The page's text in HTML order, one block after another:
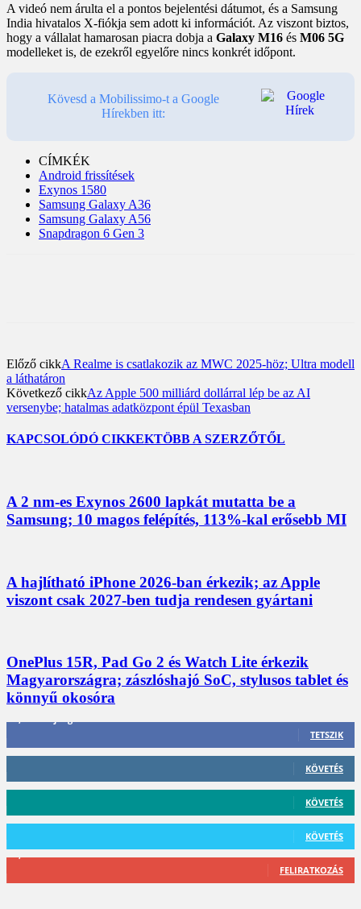
A videó nem árulta el a pontos bejelentési dátumot, és a Samsung
India hivatalos X-fiókja sem adott ki információt. Az viszont biztos,
hogy a vállalat hamarosan piacra dobja a Galaxy M16 és M06 5G
modelleket is, de ezekről egyelőre nincs konkrét időpont.
Kövesd a Mobilissimo-t a Google
Hírekben itt:
CÍMKÉK
Android frissítések
Exynos 1580
Samsung Galaxy A36
Samsung Galaxy A56
Snapdragon 6 Gen 3
Előző cikkA Realme is csatlakozik az MWC 2025-höz; Ultra modell
a láthatáron
Következő cikkAz Apple 500 milliárd dollárral lép be az AI
versenybe; hatalmas adatközpont épül Texasban
KAPCSOLÓDÓ CIKKEKTÖBB A SZERZŐTŐL
A 2 nm-es Exynos 2600 lapkát mutatta be a
Samsung; 10 magos felépítés, 113%-kal erősebb MI
A hajlítható iPhone 2026-ban érkezik; az Apple
viszont csak 2027-ben tudja rendesen gyártani
OnePlus 15R, Pad Go 2 és Watch Lite érkezik
Magyarországra; zászlóshajó SoC, stylusos tablet és
könnyű okosóra
TETSZIK
412 Követő
KÖVETÉS
59 Követő
KÖVETÉS
101 Követő
KÖVETÉS
2,589 Feliratkozó
FELIRATKOZÁS